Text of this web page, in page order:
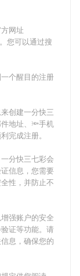
网址
您可以通过搜
个醒目的注册
创建一分快三
地址、🔦手机
完成注册。
分快三七彩会
信息，您需要
性，并防止不
强账户的安全
证等功能。请
息，确保您的